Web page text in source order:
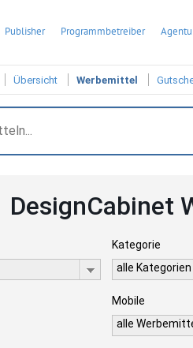
Publisher Programmbetreiber
Übersicht Werbemittel
DesignCabinet
Kategorie
alle Kategorien
Mobile
alle